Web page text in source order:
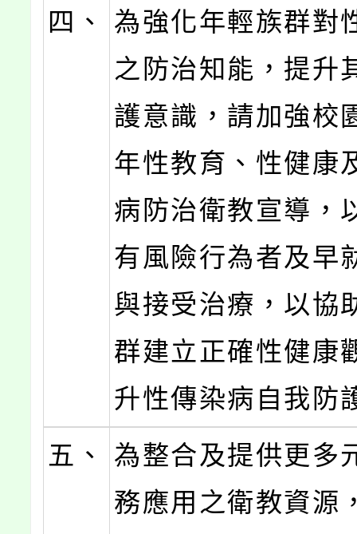
四、
為強化年輕族群對
之防治知能，提升
護意識，請加強校
年性教育、性健康
病防治衛教宣導，
有風險行為者及早
與接受治療，以協
群建立正確性健康
升性傳染病自我防
五、
為整合及提供更多
務應用之衛教資源